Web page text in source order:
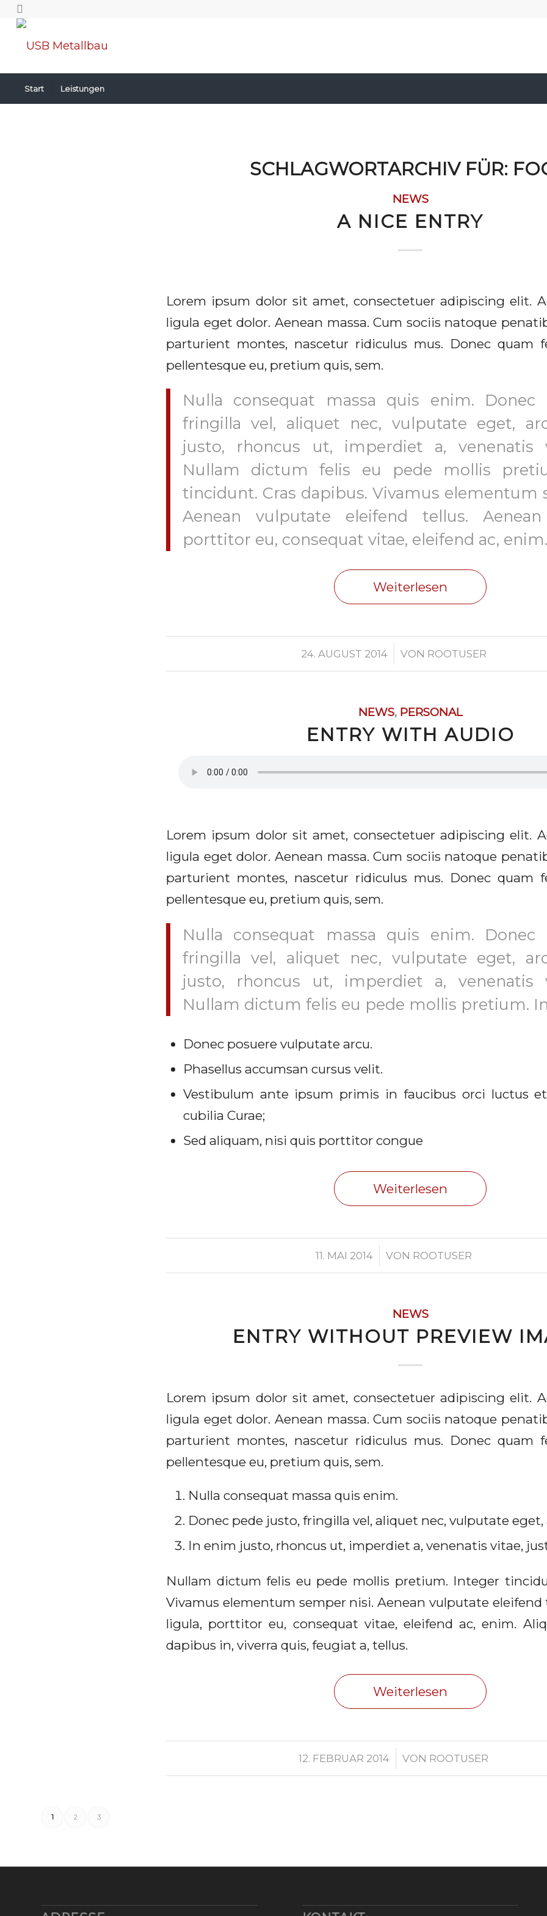
Start Leistungen
SCHLAGWORTARCHIV FÜR:
NEWS
A NICE ENTRY
Lorem ipsum dolor sit amet, consectetuer adipiscing elit.
ligula eget dolor. Aenean massa. Cum sociis natoque
parturient montes, nascetur ridiculus mus. Donec quam
pellentesque eu, pretium quis, sem.
Nulla consequat massa quis enim. Donec
fringilla vel, aliquet nec, vulputate eget,
justo, rhoncus ut, imperdiet a, venenatis
Nullam dictum felis eu pede mollis
tincidunt. Cras dapibus. Vivamus elementum
Aenean vulputate eleifend tellus.
porttitor eu, consequat vitae, eleifend ac, enim.
Weiterlesen
24. AUGUST 2014
/ VON ROOTUSER
NEWS, PERSONAL
ENTRY WITH AUDIO
Lorem ipsum dolor sit amet, consectetuer adipiscing elit.
ligula eget dolor. Aenean massa. Cum sociis natoque
parturient montes, nascetur ridiculus mus. Donec quam
pellentesque eu, pretium quis, sem.
Nulla consequat massa quis enim. Donec
fringilla vel, aliquet nec, vulputate eget,
justo, rhoncus ut, imperdiet a, venenatis
Nullam dictum felis eu pede mollis pretium.
Donec posuere vulputate arcu.
Phasellus accumsan cursus velit.
Vestibulum ante ipsum primis in faucibus orci luctus
cubilia Curae;
Sed aliquam, nisi quis porttitor congue
Weiterlesen
11. MAI 2014
/ VON ROOTUSER
NEWS
ENTRY WITHOUT PREVIEW
Lorem ipsum dolor sit amet, consectetuer adipiscing elit.
ligula eget dolor. Aenean massa. Cum sociis natoque
parturient montes, nascetur ridiculus mus. Donec quam
pellentesque eu, pretium quis, sem.
Nulla consequat massa quis enim.
Donec pede justo, fringilla vel, aliquet nec, vulputate eget,
In enim justo, rhoncus ut, imperdiet a, venenatis vitae,
Nullam dictum felis eu pede mollis pretium. Integer
Vivamus elementum semper nisi. Aenean vulputate eleifend
ligula, porttitor eu, consequat vitae, eleifend ac, enim.
dapibus in, viverra quis, feugiat a, tellus.
Weiterlesen
12. FEBRUAR 2014
/ VON ROOTUSER
1 2 3